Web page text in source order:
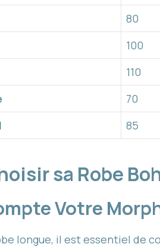
80
100
110
70
85
sa Robe
Votre
longue, il est essentiel de